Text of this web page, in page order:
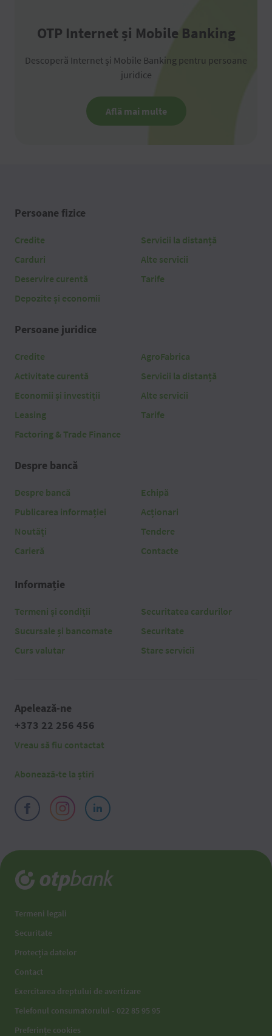
OTP Internet și Mobile Banking
Descoperă Internet și Mobile Banking pentru persoane
juridice
Află mai multe
Persoane fizice
Credite
Carduri
Deservire curentă
Depozite și economii
Servicii la distanță
Alte servicii
Tarife
Persoane juridice
Credite
Activitate curentă
Economii și investiții
Leasing
Factoring & Trade Finance
AgroFabrica
Servicii la distanță
Alte servicii
Tarife
Despre bancă
Despre bancă
Publicarea informației
Noutăți
Carieră
Echipă
Acționari
Tendere
Contacte
Informație
Termeni și condiții
Sucursale și bancomate
Curs valutar
Securitatea cardurilor
Securitate
Stare servicii
Apelează-ne
+373 22 256 456
Vreau să fiu contactat
Abonează-te la știri
Termeni legali
Securitate
Protecția datelor
Contact
Exercitarea dreptului de avertizare
Telefonul consumatorului - 022 85 95 95
Preferințe cookies